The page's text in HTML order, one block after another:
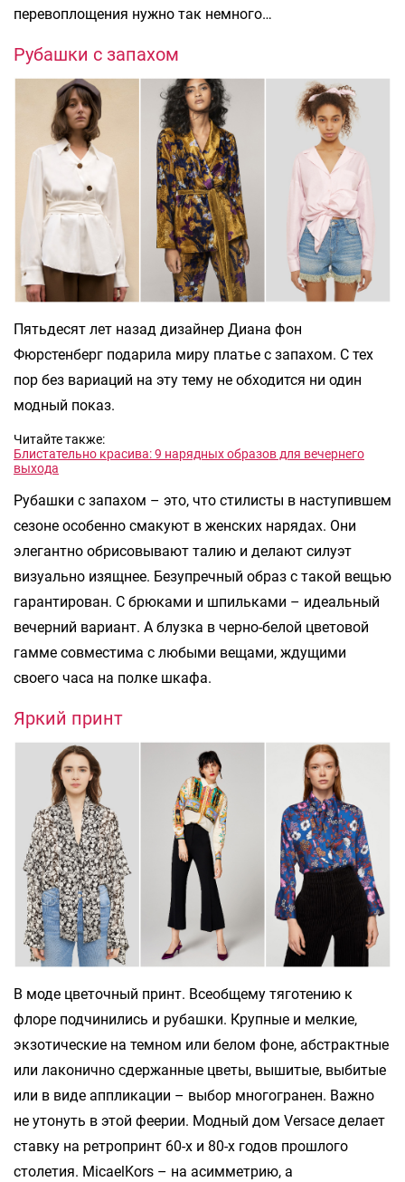
перевоплощения нужно так немного…
Рубашки с запахом
Пятьдесят лет назад дизайнер Диана фон
Фюрстенберг подарила миру платье с запахом. С тех
пор без вариаций на эту тему не обходится ни один
модный показ.
Читайте также:
Блистательно красива: 9 нарядных образов для вечернего
выхода
Рубашки с запахом – это, что стилисты в наступившем
сезоне особенно смакуют в женских нарядах. Они
элегантно обрисовывают талию и делают силуэт
визуально изящнее. Безупречный образ с такой вещью
гарантирован. С брюками и шпильками – идеальный
вечерний вариант. А блузка в черно-белой цветовой
гамме совместима с любыми вещами, ждущими
своего часа на полке шкафа.
Яркий принт
В моде цветочный принт. Всеобщему тяготению к
флоре подчинились и рубашки. Крупные и мелкие,
экзотические на темном или белом фоне, абстрактные
или лаконично сдержанные цветы, вышитые, выбитые
или в виде аппликации – выбор многогранен. Важно
не утонуть в этой феерии. Модный дом Versace делает
ставку на ретропринт 60-х и 80-х годов прошлого
столетия. MicaelKors – на асимметрию, а